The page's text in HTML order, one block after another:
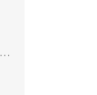
Vodní pistole s pumpou 37cm 78961